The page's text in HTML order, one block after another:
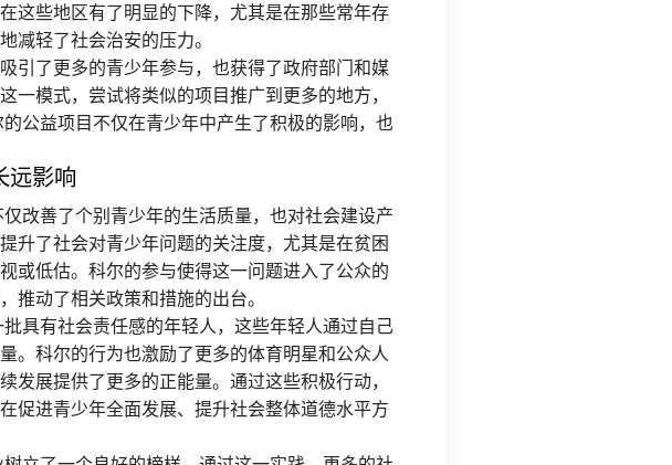
这些地区有了明显的下降，尤其是在那些常年存
减轻了社会治安的压力。
引了更多的青少年参与，也获得了政府部门和媒
一模式，尝试将类似的项目推广到更多的地方，
公益项目不仅在青少年中产生了积极的影响，也
远影响
改善了个别青少年的生活质量，也对社会建设产
升了社会对青少年问题的关注度，尤其是在贫困
或低估。科尔的参与使得这一问题进入了公众的
推动了相关政策和措施的出台。
具有社会责任感的年轻人，这些年轻人通过自己
。科尔的行为也激励了更多的体育明星和公众人
发展提供了更多的正能量。通过这些积极行动，
促进青少年全面发展、提升社会整体道德水平方